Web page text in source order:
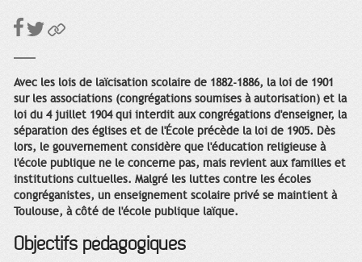
Avec les lois de laïcisation scolaire de 1882-1886, la loi de 1901
sur les associations (congrégations soumises à autorisation) et la
loi du 4 juillet 1904 qui interdit aux congrégations d'enseigner, la
séparation des églises et de l'École précède la loi de 1905. Dès
lors, le gouvernement considère que l'éducation religieuse à
l'école publique ne le concerne pas, mais revient aux familles et
institutions cultuelles. Malgré les luttes contre les écoles
congréganistes, un enseignement scolaire privé se maintient à
Toulouse, à côté de l'école publique laïque.
Objectifs pédagogiques